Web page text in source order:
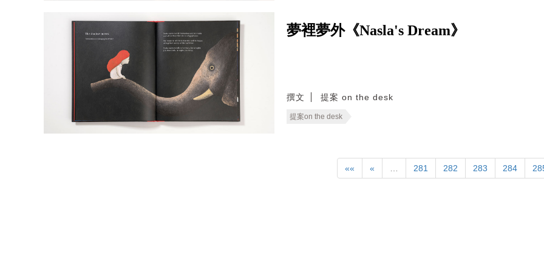
夢裡夢外《Nasla's Dream》
撰文 提案 on the desk
提案on the desk
«« « … 281 282 283 284